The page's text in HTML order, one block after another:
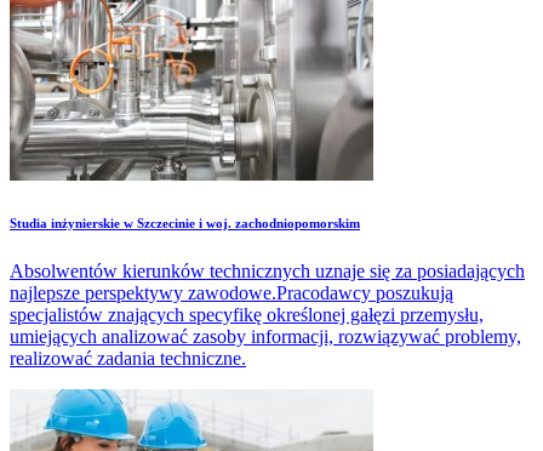
Studia inżynierskie w Szczecinie i woj. zachodniopomorskim
Absolwentów kierunków technicznych uznaje się za posiadających
najlepsze perspektywy zawodowe.Pracodawcy poszukują
specjalistów znających specyfikę określonej gałęzi przemysłu,
umiejących analizować zasoby informacji, rozwiązywać problemy,
realizować zadania techniczne.